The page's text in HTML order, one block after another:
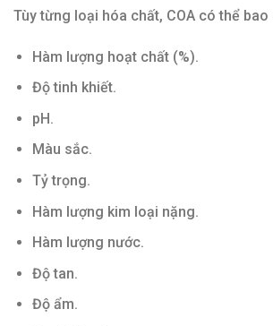
Tùy từng loại hóa chất, COA có thể bao
Hàm lượng hoạt chất (%).
Độ tinh khiết.
pH.
Màu sắc.
Tỷ trọng.
Hàm lượng kim loại nặng.
Hàm lượng nước.
Độ tan.
Độ ẩm.